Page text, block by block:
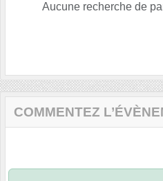
Aucune recherche de
COMMENTEZ